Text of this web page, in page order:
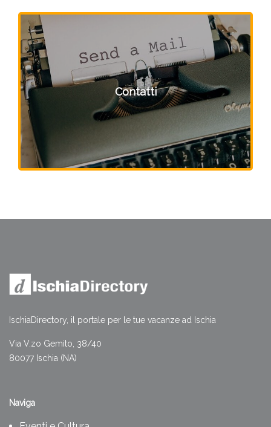
Contatti
IschiaDirectory, il portale per le tue vacanze ad Ischia
Via V.zo Gemito, 38/40
80077 Ischia (NA)
Naviga